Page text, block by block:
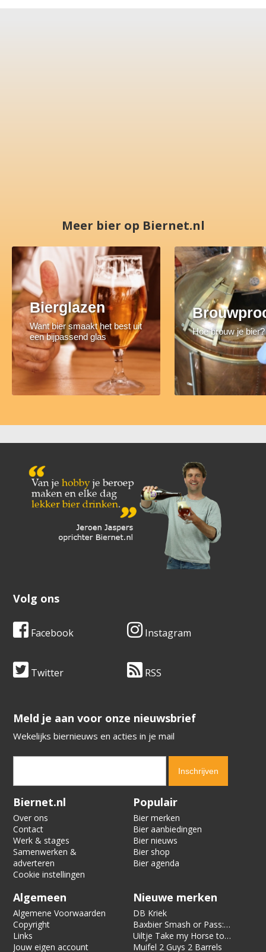
Meer bier op Biernet.nl
Bierglazen
Want bier smaakt het best uit
een bijpassend glas
Hoe brouw je bier?
Volg ons
Facebook Instagram
Twitter RSS
​​​​​​​Meld je aan voor onze nieuwsbrief
Wekelijks biernieuws en acties in je mail
Verification code:
Biernet.nl
Over ons
Contact
Werk & stages
Samenwerken &
adverteren
Cookie instellingen
Populair
Bier merken
Bier aanbiedingen
Bier nieuws
Bier shop
Bier agenda
Algemeen
Algemene Voorwaarden
Copyright
Links
Jouw eigen account
Nieuwe merken
DB Kriek
Baxbier Smash or Pass:
Strata
Uiltje Take my Horse to
the Hotel Room
Muifel 2 Guys 2 Barrels